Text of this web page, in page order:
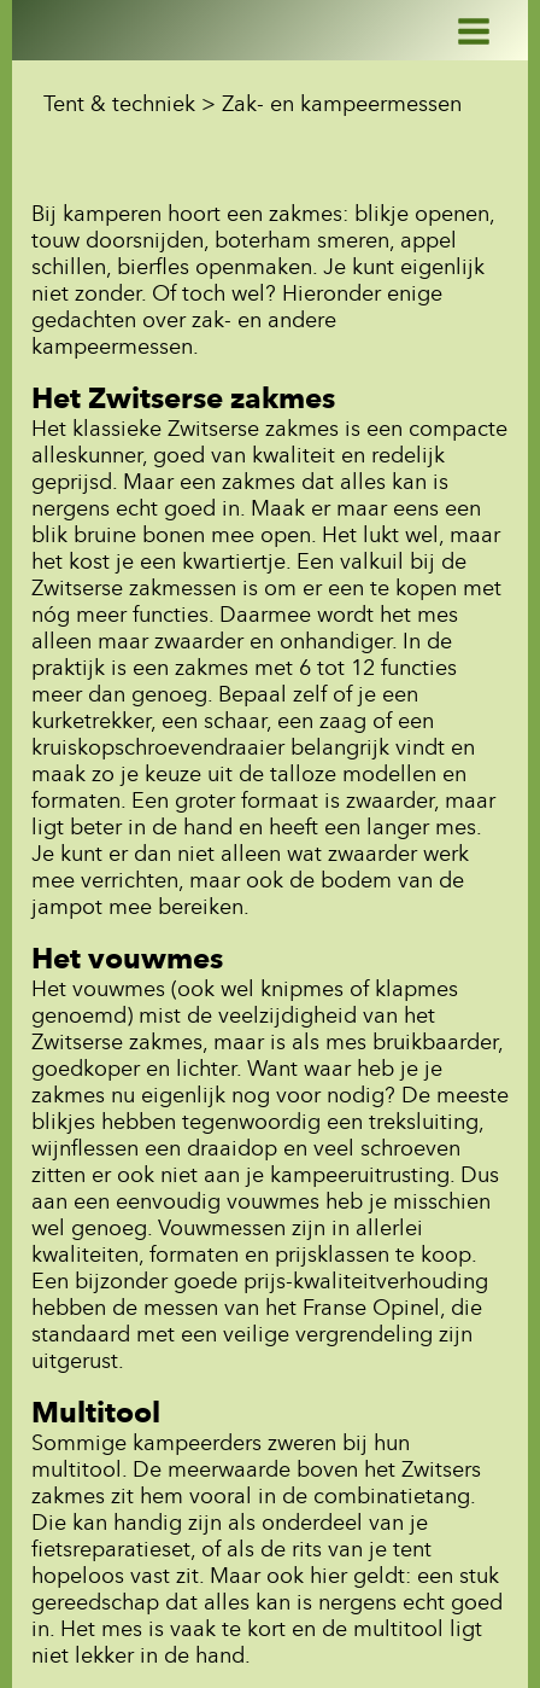
de
inhoudTent & techniek > Zak- en kampeermessen
Bij kamperen hoort een zakmes: blikje openen,
touw doorsnijden, boterham smeren, appel
schillen, bierfles openmaken. Je kunt eigenlijk
niet zonder. Of toch wel? Hieronder enige
gedachten over zak- en andere
kampeermessen.
Het Zwitserse zakmes
Het klassieke Zwitserse zakmes is een compacte
alleskunner, goed van kwaliteit en redelijk
geprijsd. Maar een zakmes dat alles kan is
nergens echt goed in. Maak er maar eens een
blik bruine bonen mee open. Het lukt wel, maar
het kost je een kwartiertje. Een valkuil bij de
Zwitserse zakmessen is om er een te kopen met
nóg meer functies. Daarmee wordt het mes
alleen maar zwaarder en onhandiger. In de
praktijk is een zakmes met 6 tot 12 functies
meer dan genoeg. Bepaal zelf of je een
kurketrekker, een schaar, een zaag of een
kruiskopschroevendraaier belangrijk vindt en
maak zo je keuze uit de talloze modellen en
formaten. Een groter formaat is zwaarder, maar
ligt beter in de hand en heeft een langer mes.
Je kunt er dan niet alleen wat zwaarder werk
mee verrichten, maar ook de bodem van de
jampot mee bereiken.
Het vouwmes
Het vouwmes (ook wel knipmes of klapmes
genoemd) mist de veelzijdigheid van het
Zwitserse zakmes, maar is als mes bruikbaarder,
goedkoper en lichter. Want waar heb je je
zakmes nu eigenlijk nog voor nodig? De meeste
blikjes hebben tegenwoordig een treksluiting,
wijnflessen een draaidop en veel schroeven
zitten er ook niet aan je kampeeruitrusting. Dus
aan een eenvoudig vouwmes heb je misschien
wel genoeg. Vouwmessen zijn in allerlei
kwaliteiten, formaten en prijsklassen te koop.
Een bijzonder goede prijs-kwaliteitverhouding
hebben de messen van het Franse Opinel, die
standaard met een veilige vergrendeling zijn
uitgerust.
Multitool
Sommige kampeerders zweren bij hun
multitool. De meerwaarde boven het Zwitsers
zakmes zit hem vooral in de combinatietang.
Die kan handig zijn als onderdeel van je
fietsreparatieset, of als de rits van je tent
hopeloos vast zit. Maar ook hier geldt: een stuk
gereedschap dat alles kan is nergens echt goed
in. Het mes is vaak te kort en de multitool ligt
niet lekker in de hand.